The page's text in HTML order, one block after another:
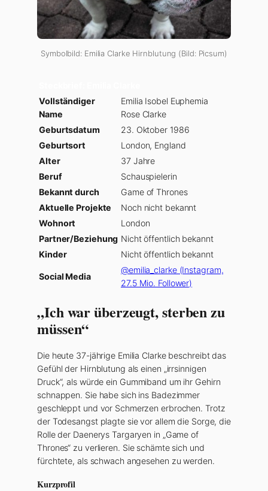
Symbolbild: Emilia Clarke Hirnblutung (Bild: Picsum)
Vollständiger
Name
Emilia Isobel Euphemia
Rose Clarke
Geburtsdatum
23. Oktober 1986
Geburtsort
London, England
Alter
37 Jahre
Beruf
Schauspielerin
Bekannt durch
Game of Thrones
Aktuelle Projekte
Noch nicht bekannt
Wohnort
London
Partner/Beziehung Nicht öffentlich bekannt
Kinder
Nicht öffentlich bekannt
Social Media
@emilia_clarke (Instagram,
27.5 Mio. Follower)
„Ich war überzeugt, sterben zu
müssen“
Die heute 37-jährige Emilia Clarke beschreibt das
Gefühl der Hirnblutung als einen „irrsinnigen
Druck“, als würde ein Gummiband um ihr Gehirn
schnappen. Sie habe sich ins Badezimmer
geschleppt und vor Schmerzen erbrochen. Trotz
der Todesangst plagte sie vor allem die Sorge, die
Rolle der Daenerys Targaryen in „Game of
Thrones“ zu verlieren. Sie schämte sich und
fürchtete, als schwach angesehen zu werden.
Kurzprofil